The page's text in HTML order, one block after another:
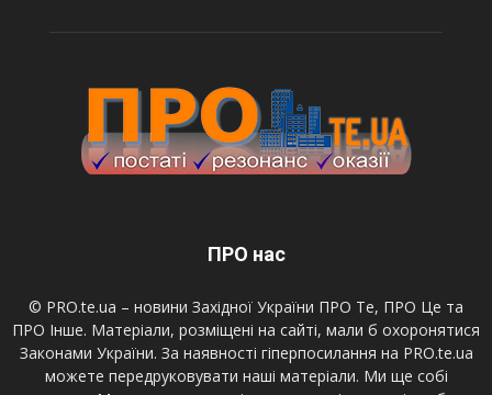
ПРО нас
© PRO.te.ua – новини Західної України ПРО Те, ПРО Це та
ПРО Інше. Матеріали, розміщені на сайті, мали б охоронятися
Законами України. За наявності гіперпосилання на PRO.te.ua
можете передруковувати наші матеріали. Ми ще собі